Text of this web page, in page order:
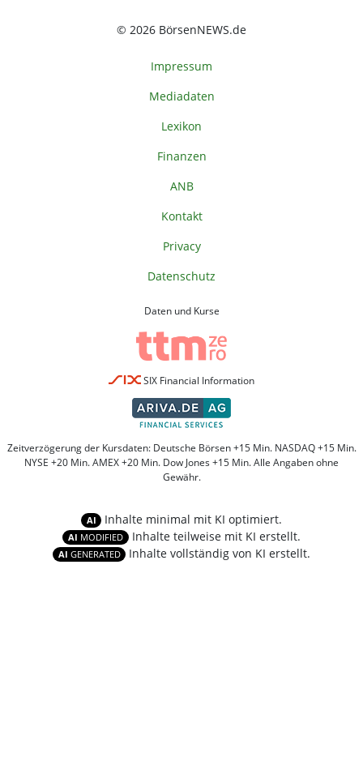
© 2026 BörsenNEWS.de
Impressum
Mediadaten
Lexikon
Finanzen
ANB
Kontakt
Privacy
Datenschutz
Daten und Kurse
SIX Financial Information
Zeitverzögerung der Kursdaten: Deutsche Börsen +15 Min. NASDAQ +15 Min.
NYSE +20 Min. AMEX +20 Min. Dow Jones +15 Min. Alle Angaben ohne
Gewähr.
AI Inhalte minimal mit KI optimiert.
AI MODIFIED Inhalte teilweise mit KI erstellt.
AI GENERATED Inhalte vollständig von KI erstellt.